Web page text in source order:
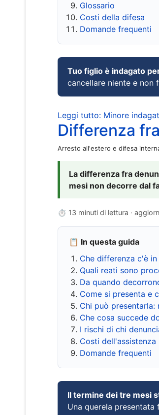
Glossario
Costi della difesa
Domande frequenti
Tuo figlio è indagato
cancellare niente e non
Leggi tutto: Minore
Differenza
Arresto all'estero e difesa
La differenza fra
mesi non decorre dal
⏱ 13 minuti di lettura ·
📋 In questa guida
Che differenza c'è
Quali reati sono
Da quando
Come si presenta e
Chi può presentarla:
Che cosa succede
I rischi di chi
Costi dell'assistenza
Domande frequenti
Il termine dei tre mesi
Una querela